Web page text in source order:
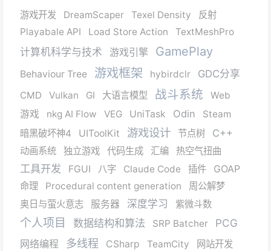
游戏开发 DreamScaper Texel Density
反射
Playabale API
Load Store Action TextMeshPro
计算机科学与技术 游戏引擎 GamePlay
Behaviour Tree 游戏框架 hybirdclr GDC分享
CMD Vulkan GI 大语言模型 战斗系统
Web
游戏
nkg AI Flow VEG UniTask Odin
Steam
暗黑破坏神4
UIToolKit 游戏设计 节点树 C++
动画系统 独立游戏 代码生成 汇编 热空气扭曲
工具开发 FGUI 八字 Claude Code 插件 GOAP
命理 Procedural content generation
周公解梦
奥日与萤火意志
服务器 深度学习 紫微斗数
个人项目 数据结构和算法 SRP Batcher PCG
网络编程 多线程 CSharp TeamCity
网站开发